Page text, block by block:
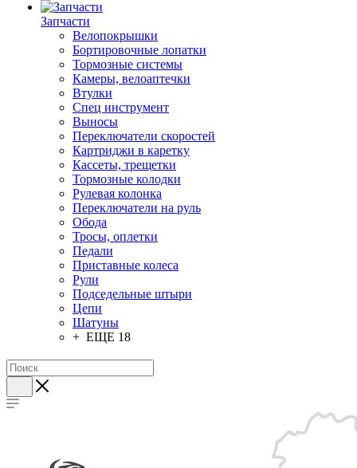
Запчасти
Велопокрышки
Бортировочные лопатки
Тормозные системы
Камеры, велоаптечки
Втулки
Спец инструмент
Выносы
Переключатели скоростей
Картриджи в каретку
Кассеты, трещетки
Тормозные колодки
Рулевая колонка
Переключатели на руль
Обода
Тросы, оплетки
Педали
Приставные колеса
Рули
Подседельные штыри
Цепи
Шатуны
+ ЕЩЕ 18